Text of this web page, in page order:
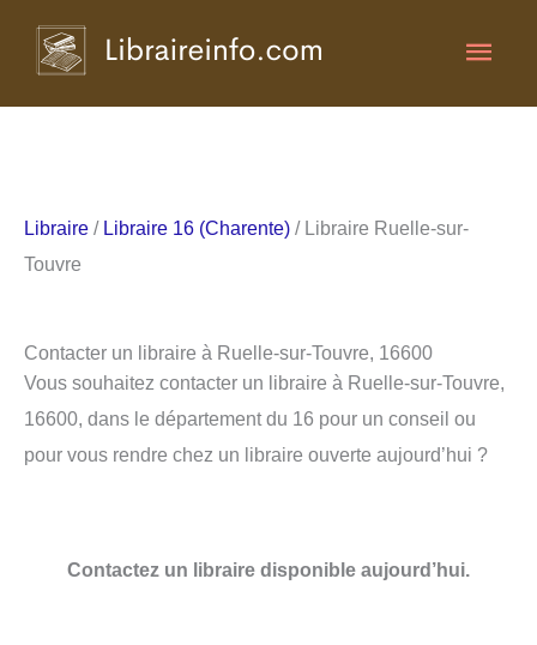
Libraire / Libraire 16 (Charente) / Libraire Ruelle-sur-
Touvre
Contacter un libraire à Ruelle-sur-Touvre, 16600
Vous souhaitez contacter un libraire à Ruelle-sur-Touvre,
16600, dans le département du 16 pour un conseil ou
pour vous rendre chez un libraire ouverte aujourd’hui ?
Contactez un libraire disponible aujourd’hui.